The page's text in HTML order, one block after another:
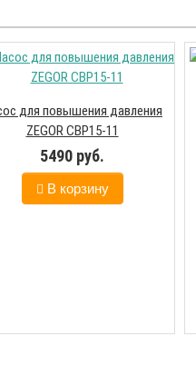
для повышения давления
ZEGOR CBP15-11
5490 руб.
В корзину